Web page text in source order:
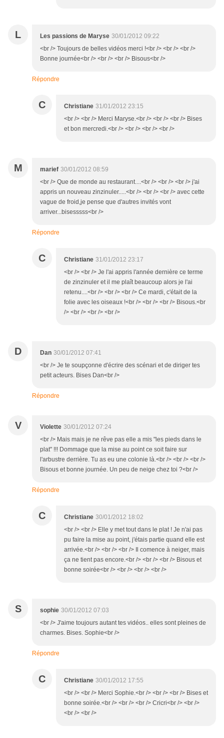
L Les passions de Maryse 30/01/2012 09:22
<br /> Toujours de belles vidéos merci !<br /> <br /> <br />
Bonne journée<br /> <br /> <br /> Bisous<br />
Répondre
C Christiane 31/01/2012 23:15
<br /> <br /> Merci Maryse.<br /> <br /> <br /> Bises
et bon mercredi.<br /> <br /> <br /> <br />
M marief 30/01/2012 08:59
<br /> Que de monde au restaurant....<br /> <br /> <br /> j'ai
appris un nouveau zinzinuler.....<br /> <br /> <br /> avec cette
vague de froid,je pense que d'autres invités vont
arriver...bisesssss<br />
Répondre
C Christiane 31/01/2012 23:17
<br /> <br /> Je l'ai appris l'année dernière ce terme
de zinzinuler et il me plaît beaucoup alors je l'ai
retenu....<br /> <br /> <br /> Ce mardi, c'était de la
folie avec les oiseaux !<br /> <br /> <br /> Bisous.<br
/> <br /> <br /> <br />
D Dan 30/01/2012 07:41
<br /> Je te soupçonne d'écrire des scénari et de diriger tes
petit acteurs. Bises Dan<br />
Répondre
V Violette 30/01/2012 07:24
<br /> Mais mais je ne rêve pas elle a mis "les pieds dans le
plat" !!! Dommage que la mise au point ce soit faire sur
l'arbustre derrière. Tu as eu une colonie là.<br /> <br /> <br />
Bisous et bonne journée. Un peu de neige chez toi ?<br />
Répondre
C Christiane 30/01/2012 18:02
<br /> <br /> Elle y met tout dans le plat ! Je n'ai pas
pu faire la mise au point, j'étais partie quand elle est
arrivée.<br /> <br /> <br /> Il comence à neiger, mais
ça ne tient pas encore.<br /> <br /> <br /> Bisous et
bonne soirée<br /> <br /> <br /> <br />
S sophie 30/01/2012 07:03
<br /> J'aime toujours autant tes vidéos.. elles sont pleines de
charmes. Bises. Sophie<br />
Répondre
C Christiane 30/01/2012 17:55
<br /> <br /> Merci Sophie.<br /> <br /> <br /> Bises et
bonne soirée.<br /> <br /> <br /> Cricri<br /> <br />
<br /> <br />